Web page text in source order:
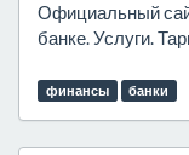
Официальный
банке. Услуги.
финансы банки